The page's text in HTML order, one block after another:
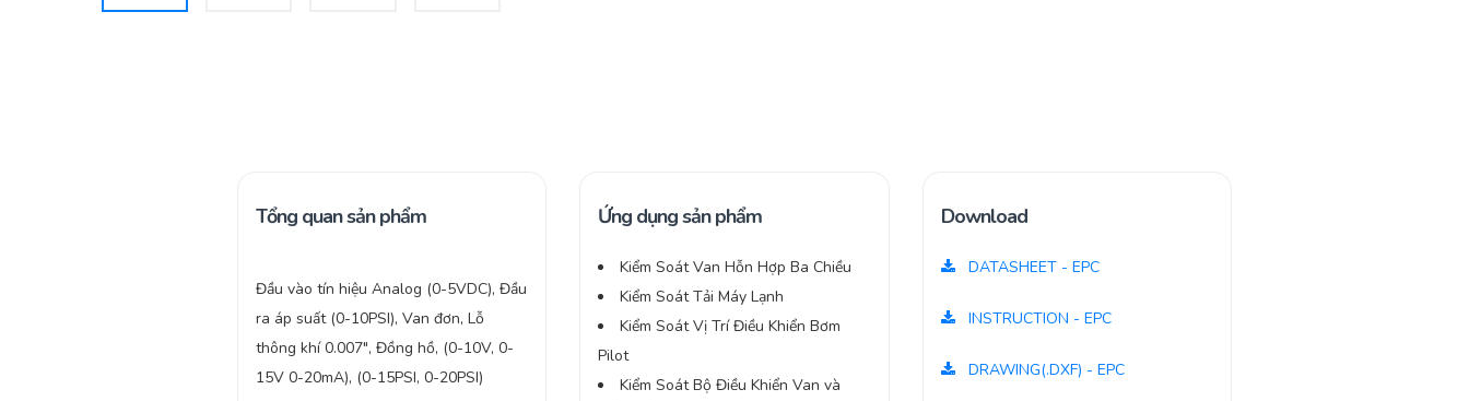
Tổng quan sản phẩm
Đầu vào tín hiệu Analog (0-5VDC), Đầu
ra áp suất (0-10PSI), Van đơn, Lỗ
thông khí 0.007″, Đồng hồ, (0-10V, 0-
15V 0-20mA), (0-15PSI, 0-20PSI)
Ứng dụng sản phẩm
Kiểm Soát Van Hỗn Hợp Ba Chiều
Kiểm Soát Tải Máy Lạnh
Kiểm Soát Vị Trí Điều Khiển Bơm
Pilot
Kiểm Soát Bộ Điều Khiển Van và
Download
DATASHEET - EPC
INSTRUCTION - EPC
DRAWING(.DXF) - EPC